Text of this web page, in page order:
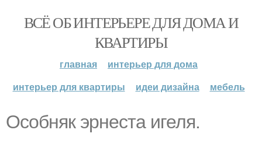
ВСЁ ОБ ИНТЕРЬЕРЕ ДЛЯ ДОМА И
КВАРТИРЫ
главная
интерьер для дома
интерьер для квартиры
идеи дизайна мебель
Особняк эрнеста игеля.